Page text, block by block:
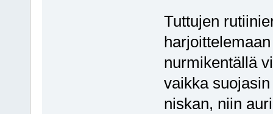
Tuttujen
nurmikentällä
vaikka
niskan, niin